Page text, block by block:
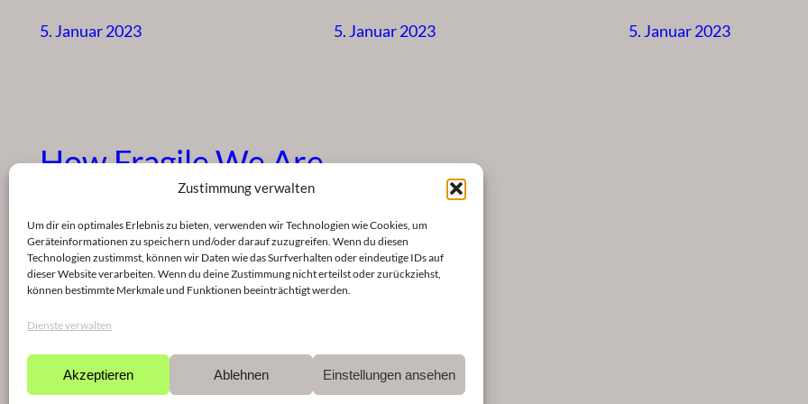
Zustimmung verwalten
Um dir ein optimales Erlebnis zu bieten, verwenden wir Technologien wie Cookies, um
Geräteinformationen zu speichern und/oder darauf zuzugreifen. Wenn du diesen
Technologien zustimmst, können wir Daten wie das Surfverhalten oder eindeutige IDs auf
dieser Website verarbeiten. Wenn du deine Zustimmung nicht erteilst oder zurückziehst,
können bestimmte Merkmale und Funktionen beeinträchtigt werden.
Dienste verwalten
Akzeptieren Ablehnen Einstellungen ansehen
5. Januar 2023 5. Januar 2023 5. Januar 2023
How Fragile We Are
5. Januar 2023